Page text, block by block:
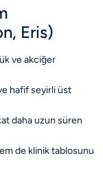
Eris)
ve akciğer
ve hafif seyirli üst
daha uzun süren
de klinik tablosunu